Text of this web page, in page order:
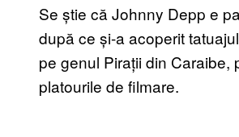
Se știe că Johnny Depp e
după ce și-a acoperit
pe genul Pirații din
platourile de filmare.